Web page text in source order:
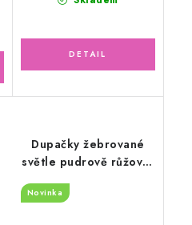
Dupačky žebrované
světle pudrově růžové,
kapsa květinky
Novinka